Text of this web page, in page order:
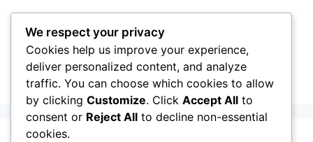
We respect your privacy
Cookies help us improve your experience,
deliver personalized content, and analyze
traffic. You can choose which cookies to allow
by clicking Customize. Click Accept All to
consent or Reject All to decline non-essential
cookies.